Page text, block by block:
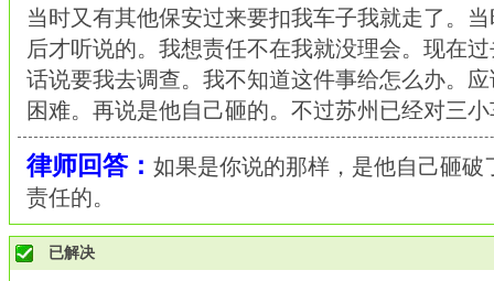
当时又有其他保安过来要扣我车子我就走了。
后才听说的。我想责任不在我就没理会。现在
话说要我去调查。我不知道这件事给怎么办。
困难。再说是他自己砸的。不过苏州已经对三
律师回答： 如果是你说的那样，是他自己砸破
责任的。
已解决